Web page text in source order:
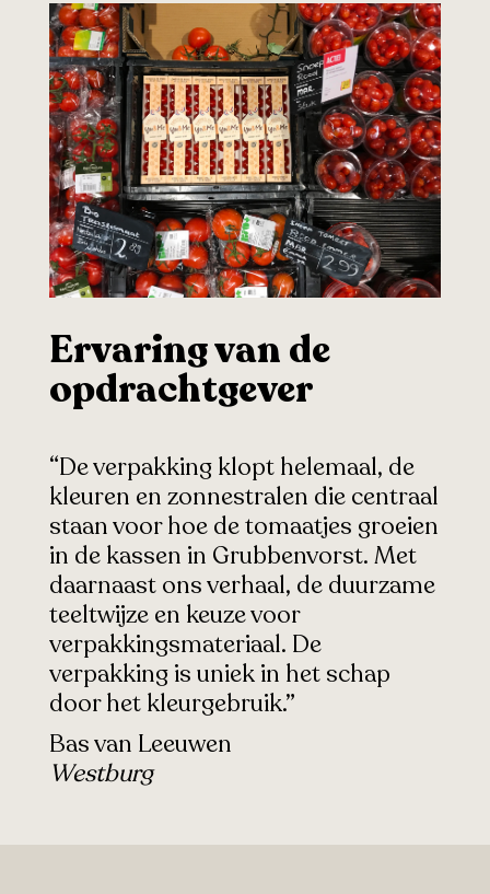
Ervaring van de
opdrachtgever
“De verpakking klopt helemaal, de
kleuren en zonnestralen die centraal
staan voor hoe de tomaatjes groeien
in de kassen in Grubbenvorst. Met
daarnaast ons verhaal, de duurzame
teeltwijze en keuze voor
verpakkingsmateriaal. De
verpakking is uniek in het schap
door het kleurgebruik.”
Bas van Leeuwen
Westburg